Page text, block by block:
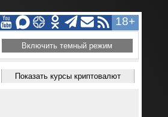
18+
Включить темный режим
Показать курсы криптовалют